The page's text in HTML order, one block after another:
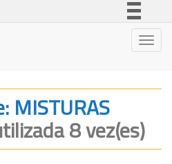
Legislação
Canais
MISTURAS
8 vez(es)